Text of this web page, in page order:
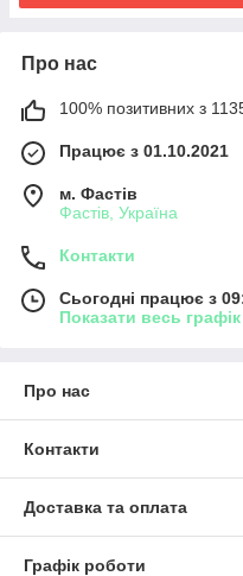
Про нас
100% позитивних з 1135
Працює з 01.10.2021
м. Фастів
Фастів, Україна
Контакти
Сьогодні працює з
Показати весь
Про нас
Контакти
Доставка та оплата
Графік роботи